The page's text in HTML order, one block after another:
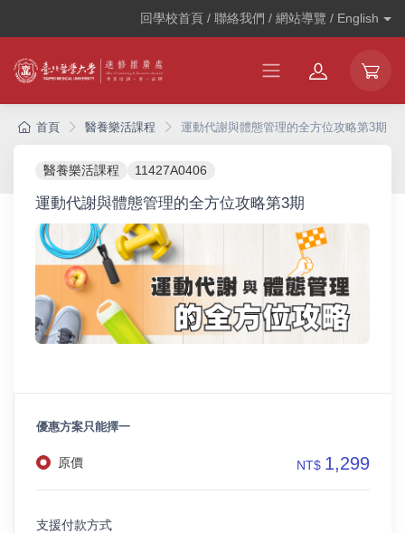
回學校首頁 / 聯絡我們 / 網站導覽 / English
首頁 醫養樂活課程 運動代謝與體態管理的全方位攻略第3期
醫養樂活課程 11427A0406
運動代謝與體態管理的全方位攻略第3期
優惠方案只能擇一
原價 NT$ 1,299
支援付款方式